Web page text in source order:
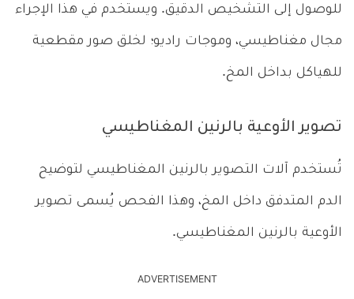
للوصول إلى التشخيص الدقيق. ويستخدم في هذا الإجراء
مجال مغناطيسي، وموجات راديو؛ لخلق صور مقطعية
للهياكل بداخل المخ.
تصوير الأوعية بالرنين المغناطيسي
تُستخدم آلات التصوير بالرنين المغناطيسي لتوضيح
الدم المتدفق داخل المخ، وهذا الفحص يُسمى تصوير
الأوعية بالرنين المغناطيسي.
ADVERTISEMENT